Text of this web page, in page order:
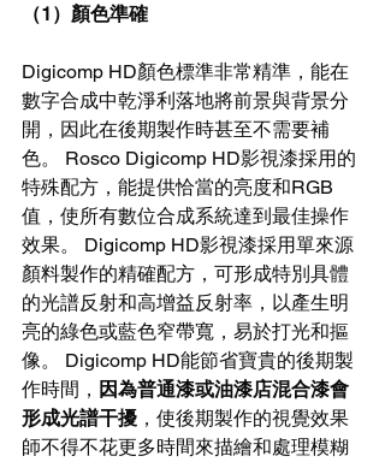
（1）顏色準確
Digicomp HD顏色標準非常精準，能在
數字合成中乾淨利落地將前景與背景分
開，因此在後期製作時甚至不需要補
色。 Rosco Digicomp HD影視漆採用的
特殊配方，能提供恰當的亮度和RGB
值，使所有數位合成系統達到最佳操作
效果。 Digicomp HD影視漆採用單來源
顏料製作的精確配方，可形成特別具體
的光譜反射和高增益反射率，以產生明
亮的綠色或藍色窄帶寬，易於打光和摳
像。 Digicomp HD能節省寶貴的後期製
作時間， 因為普通漆或油漆店混合漆會
形成光譜干擾 ，使後期製作的視覺效果
師不得不花更多時間來描繪和處理模糊